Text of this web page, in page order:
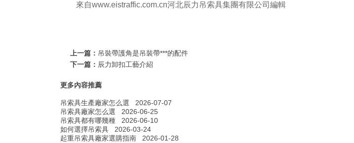
來自www.eistraffic.com.cn河北辰力吊索具集團有限公司編輯
上一篇： 吊裝帶護角是吊裝帶***的配件
下一篇： 辰力卸扣工藝介紹
更多內容推薦
吊索具生產廠家怎么選
2026-07-07
吊索具廠家怎么選
2026-06-25
吊索具都有哪幾種
2026-06-10
如何選擇吊索具
2026-03-24
起重吊索具廠家選購指南
2026-01-28